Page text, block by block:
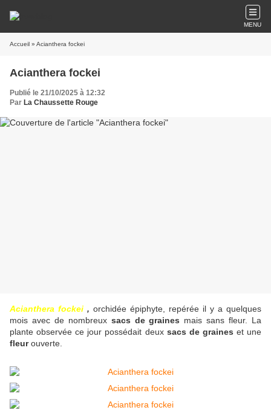
MENU
Accueil » Acianthera fockei
Acianthera fockei
Publié le 21/10/2025 à 12:32
Par La Chaussette Rouge
Acianthera fockei , orchidée épiphyte, repérée il y a quelques
mois avec de nombreux sacs de graines mais sans fleur. La
plante observée ce jour possédait deux sacs de graines et une
fleurouverte.